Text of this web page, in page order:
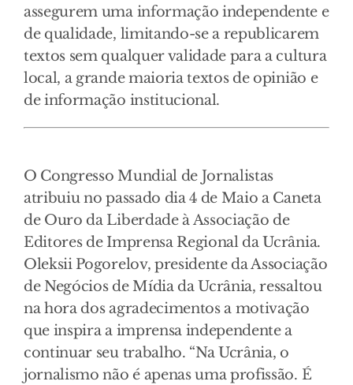
assegurem uma informação independente e
de qualidade, limitando-se a republicarem
textos sem qualquer validade para a cultura
local, a grande maioria textos de opinião e
de informação institucional.
O Congresso Mundial de Jornalistas
atribuiu no passado dia 4 de Maio a Caneta
de Ouro da Liberdade à Associação de
Editores de Imprensa Regional da Ucrânia.
Oleksii Pogorelov, presidente da Associação
de Negócios de Mídia da Ucrânia, ressaltou
na hora dos agradecimentos a motivação
que inspira a imprensa independente a
continuar seu trabalho. “Na Ucrânia, o
jornalismo não é apenas uma profissão. É